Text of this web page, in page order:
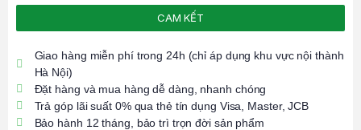
CAM KẾT
Giao hàng miễn phí trong 24h (chỉ áp dụng khu vực nội thành
Hà Nội)
Đặt hàng và mua hàng dễ dàng, nhanh chóng
Trả góp lãi suất 0% qua thẻ tín dụng Visa, Master, JCB
Bảo hành 12 tháng, bảo trì trọn đời sản phẩm